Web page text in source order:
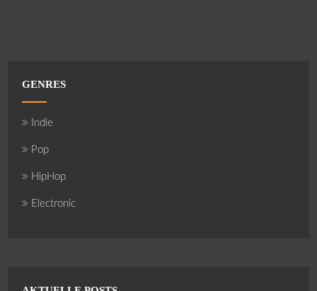
GENRES
Indie
Pop
HipHop
Electronic